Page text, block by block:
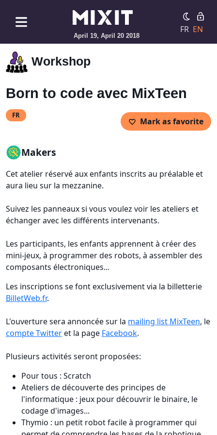
April 19, April 20 2018
FR EN
Workshop
Born to code avec MixTeen
FR
Mark as favorite
Makers
Cet atelier réservé aux enfants inscrits au préalable et
aura lieu sur la mezzanine.
Suivez les panneaux si vous voulez voir les ateliers et
échanger avec les différents intervenants.
Les participants, les enfants apprennent à créer des
mini-jeux, à programmer des robots, à assembler des
composants électroniques...
Les inscriptions se font exclusivement via la billetterie
BilletWeb.fr.
L'ouverture sera annoncée sur la mailing list MixTeen, le
compte Twitteret la page Facebook.
Plusieurs activités seront proposées:
Pour tous : Scratch
Ateliers de découverte des principes de
l'informatique : jeux pour découvrir le binaire, le
codage d'images...
Thymio : un petit robot facile à programmer qui